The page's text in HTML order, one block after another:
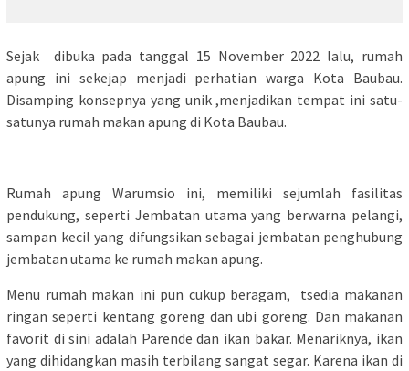
Sejak dibuka pada tanggal 15 November 2022 lalu, rumah
apung ini sekejap menjadi perhatian warga Kota Baubau.
Disamping konsepnya yang unik ,menjadikan tempat ini satu-
satunya rumah makan apung di Kota Baubau.
Rumah apung Warumsio ini, memiliki sejumlah fasilitas
pendukung, seperti Jembatan utama yang berwarna pelangi,
sampan kecil yang difungsikan sebagai jembatan penghubung
jembatan utama ke rumah makan apung.
Menu rumah makan ini pun cukup beragam, tsedia makanan
ringan seperti kentang goreng dan ubi goreng. Dan makanan
favorit di sini adalah Parende dan ikan bakar. Menariknya, ikan
yang dihidangkan masih terbilang sangat segar. Karena ikan di